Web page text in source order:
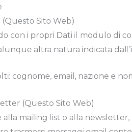
Sito Web)
con i propri Dati il modulo di
altra natura indicata
cognome, email, nazione e
(Questo Sito Web)
alla mailing list o alla